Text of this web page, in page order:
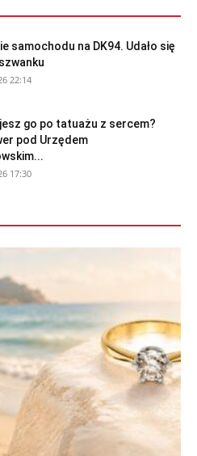
samochodu na DK94. Udało się
22:14
go po tatuażu z sercem?
pod Urzędem
17:30